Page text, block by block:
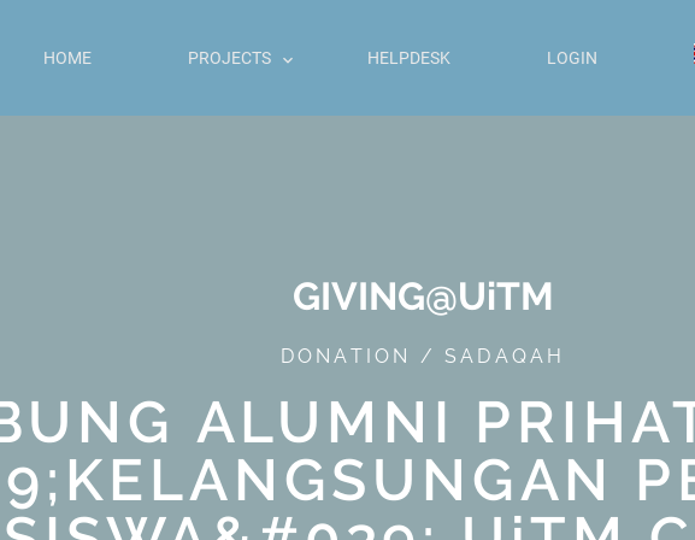
HOME PROJECTS HELPDESK LOGIN
GIVING@UiTM
DONATION / SADAQAH
ALUMNI